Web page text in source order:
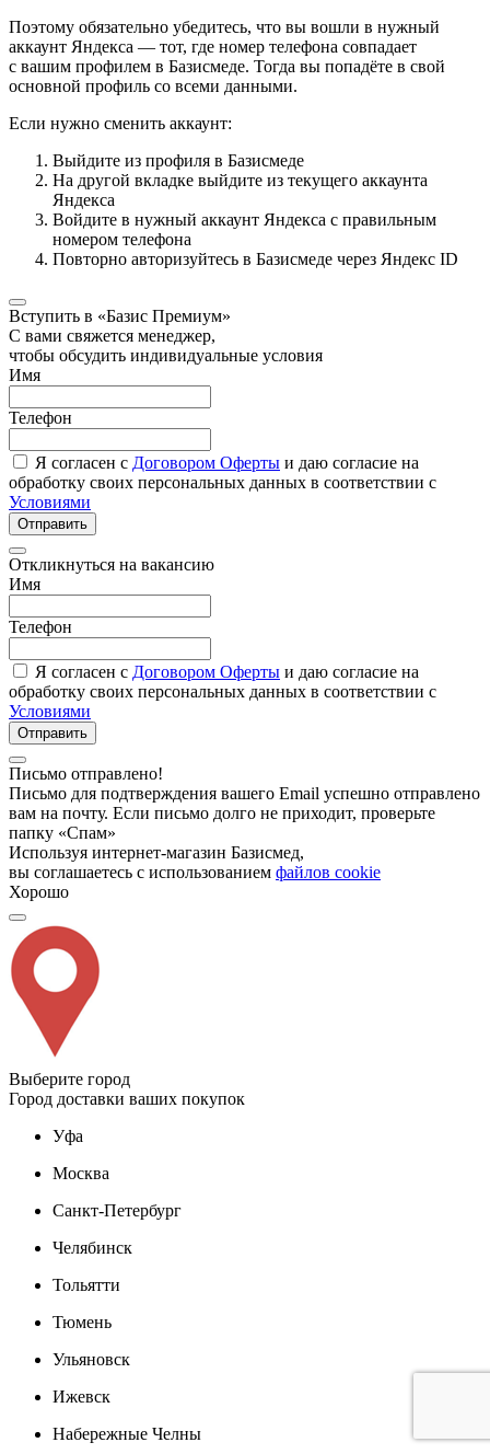
Поэтому обязательно убедитесь, что вы вошли в нужный
аккаунт Яндекса — тот, где номер телефона совпадает
с вашим профилем в Базисмеде. Тогда вы попадёте в свой
основной профиль со всеми данными.
Если нужно сменить аккаунт:
Выйдите из профиля в Базисмеде
На другой вкладке выйдите из текущего аккаунта
Яндекса
Войдите в нужный аккаунт Яндекса с правильным
номером телефона
Повторно авторизуйтесь в Базисмеде через Яндекс ID
Вступить в «Базис Премиум»
С вами свяжется менеджер,
чтобы обсудить индивидуальные условия
Имя
Телефон
Я согласен с Договором Оферты и даю согласие на
обработку своих персональных данных в соответствии с
Условиями
Отправить
Откликнуться на вакансию
Имя
Телефон
Я согласен с Договором Оферты и даю согласие на
обработку своих персональных данных в соответствии с
Условиями
Отправить
Письмо отправлено!
Письмо для подтверждения вашего Email успешно отправлено
вам на почту. Если письмо долго не приходит, проверьте
папку «Спам»
Используя интернет-магазин Базисмед,
вы соглашаетесь с использованием файлов cookie
Хорошо
Выберите город
Город доставки ваших покупок
Уфа
Москва
Санкт-Петербург
Челябинск
Тольятти
Тюмень
Ульяновск
Ижевск
Набережные Челны